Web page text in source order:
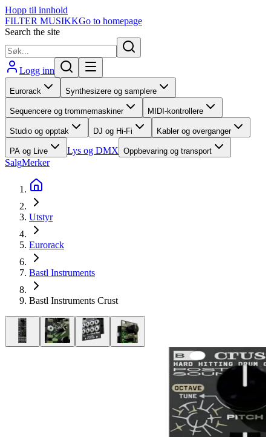
Hopp til innhold
FILTER MUSIKKGo to homepage
Search the site
Logg inn
Eurorack Synthesizere og samplere
Sequencere og trommemaskiner MIDI-kontrollere
Studio og opptak DJ og Hi-Fi Kabler og overganger
PA og Live Lys og DMX Oppbevaring og transport
SalgMerker
Utstyr
Eurorack
Bastl Instruments
Bastl Instruments Crust